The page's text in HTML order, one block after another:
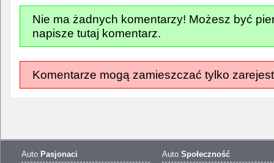
Nie ma żadnych komentarzy! Możesz być
napisze tutaj komentarz.
Komentarze mogą zamieszczać tylko
Auto Pasjonaci Auto Społeczność